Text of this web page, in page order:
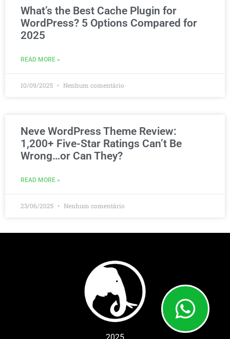
What’s the Best Cache Plugin for
WordPress? 5 Options Compared for
2025
READ MORE »
10/09/2025 Nenhum comentário
Neve WordPress Theme Review:
1,200+ Five-Star Ratings Can’t Be
Wrong…or Can They?
READ MORE »
23/06/2025 Nenhum comentário